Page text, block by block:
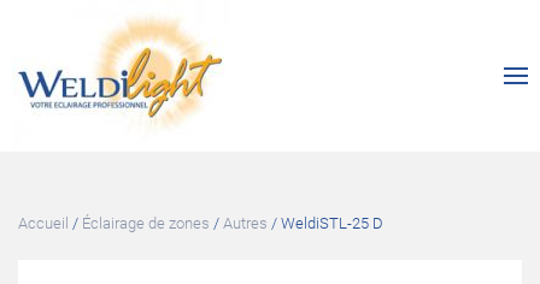
Accueil / Éclairage de zones / Autres / WeldiSTL-25 D